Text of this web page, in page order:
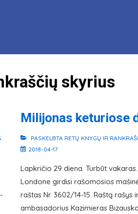
skyrius
Milijonas keturiose
PASKELBTA RETŲ KNYGŲ IR
2018-04-17
Lapkričio 29 diena. Turbūt
Londone girdisi rašomosios
raštas Nr. 3602/14-15. Raštą rašys
ambasadorius Kazimieras